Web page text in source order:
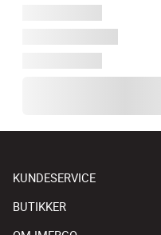
KUNDESERVICE
BUTIKKER